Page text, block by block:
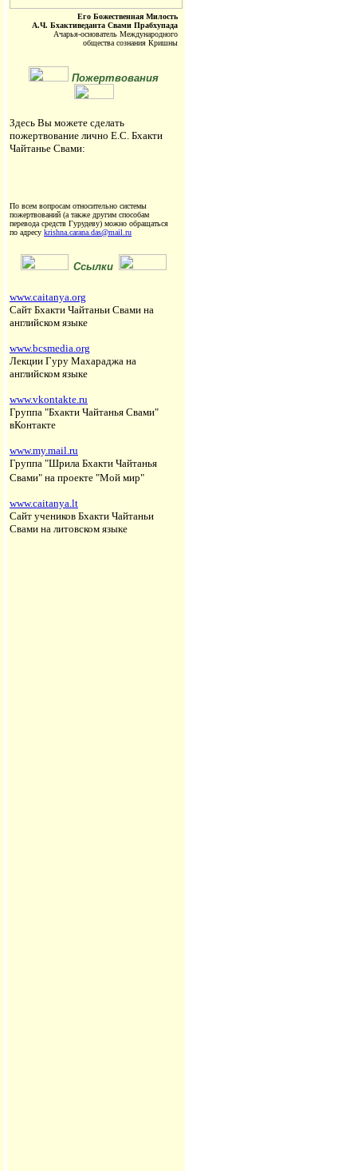
Его Божественная Милость
А.Ч. Бхактиведанта Свами Прабхупада
Ачарья-основатель Международного
общества сознания Кришны
Пожертвования
Здесь Вы можете сделать
пожертвование лично Е.С. Бхакти
Чайтанье Свами:
По всем вопросам относительно системы
пожертвований (а также другим способам
перевода средств Гурудеву) можно обращаться
по адресу krishna.carana.das@mail.ru
Ссылки
www.caitanya.org
Сайт Бхакти Чайтаньи Свами на
английском языке
www.bcsmedia.org
Лекции Гуру Махараджа на
английском языке
www.vkontakte.ru
Группа "Бхакти Чайтанья Свами"
вКонтакте
www.my.mail.ru
Группа "Шрила Бхакти Чайтанья
Свами" на проекте "Мой мир"
www.caitanya.lt
Сайт учеников Бхакти Чайтаньи
Свами на литовском языке